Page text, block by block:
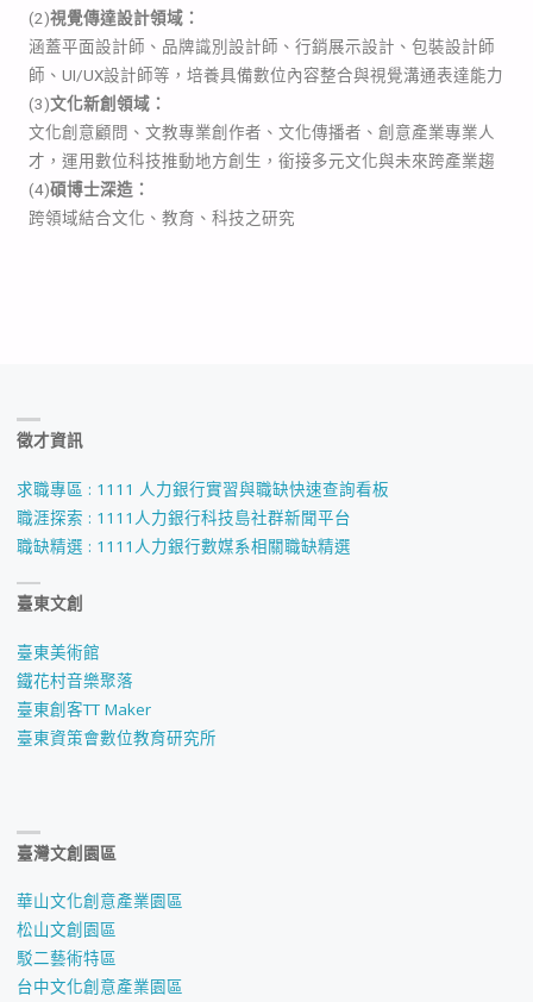
(2)視覺傳達設計領域：
涵蓋平面設計師、品牌識別設計師、行銷展示設計、包裝設計師
師、UI/UX設計師等，培養具備數位內容整合與視覺溝通表達能力
(3)文化新創領域：
文化創意顧問、文教專業創作者、文化傳播者、創意產業專業人
才，運用數位科技推動地方創生，銜接多元文化與未來跨產業趨
(4)碩博士深造：
跨領域結合文化、教育、科技之研究
徵才資訊
求職專區 : 1111 人力銀行實習與職缺快速查詢看板
職涯探索 : 1111人力銀行科技島社群新聞平台
職缺精選 : 1111人力銀行數媒系相關職缺精選
臺東文創
臺東美術館
鐵花村音樂聚落
臺東創客TT Maker
臺東資策會數位教育研究所
臺灣文創園區
華山文化創意產業園區
松山文創園區
駁二藝術特區
台中文化創意產業園區